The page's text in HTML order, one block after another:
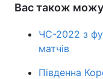
Вас також
ЧС-2022 з
матчів
Південна